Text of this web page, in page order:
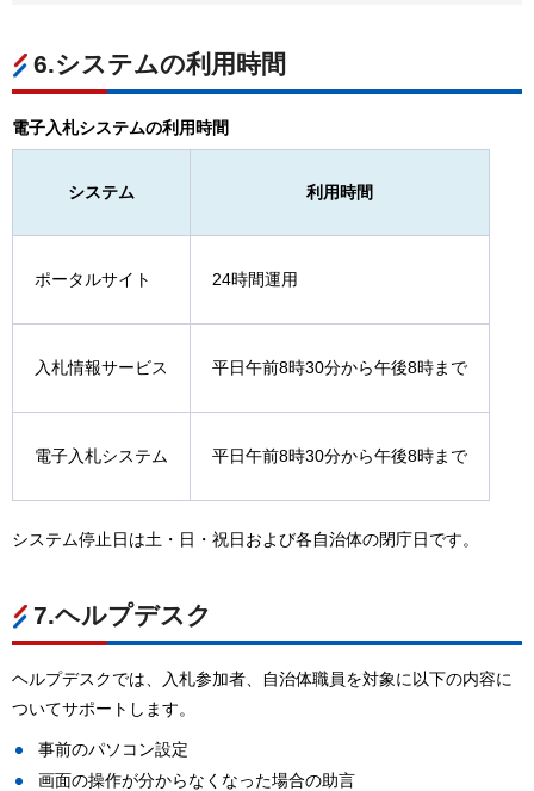
6.システムの利用時間
電子入札システムの利用時間
システム 利用時間
ポータルサイト 24時間運用
入札情報サービス 平日午前8時30分から午後8時まで
電子入札システム 平日午前8時30分から午後8時まで
システム停止日は土・日・祝日および各自治体の閉庁日です。
7.ヘルプデスク
ヘルプデスクでは、入札参加者、自治体職員を対象に以下の内容に
ついてサポートします。
事前のパソコン設定
画面の操作が分からなくなった場合の助言